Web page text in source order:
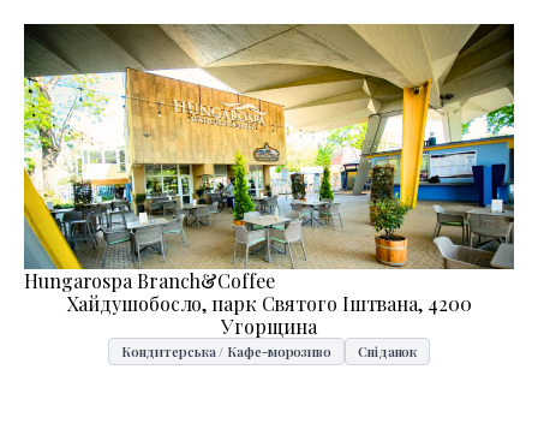
Hungarospa Branch&Coffee
Хайдушобосло, парк Святого Іштвана, 4200
Угорщина
Кондитерська / Кафе-морозиво Сніданок